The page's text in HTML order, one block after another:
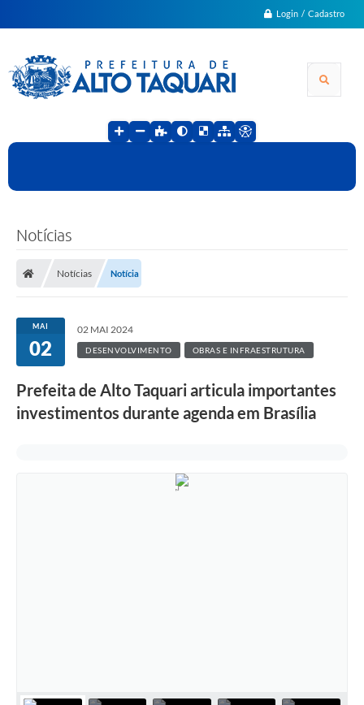
Login / Cadastro
Notícias
Notícias Notícia
MAI
02
02 MAI 2024
DESENVOLVIMENTO OBRAS E INFRAESTRUTURA
Prefeita de Alto Taquari articula importantes
investimentos durante agenda em Brasília